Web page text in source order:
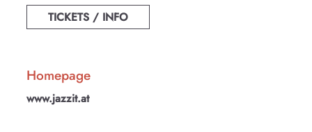
TICKETS / INFO
Homepage
www.jazzit.at